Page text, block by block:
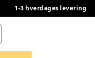
1-3 hverdages levering